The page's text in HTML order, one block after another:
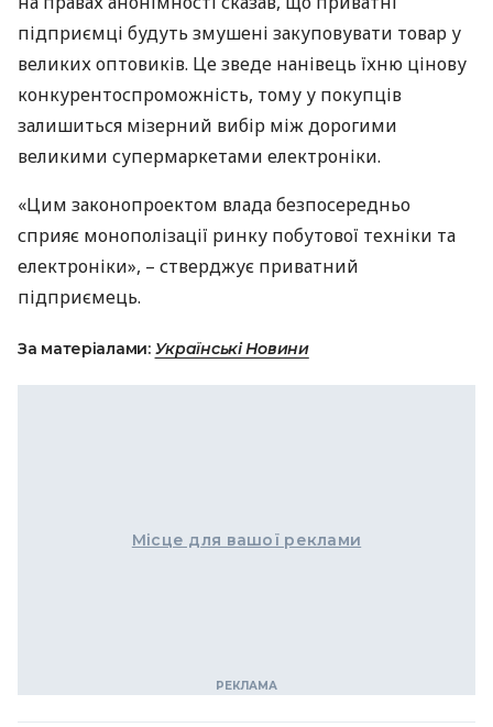
підприємці будуть змушені закуповувати товар у
великих оптовиків. Це зведе нанівець їхню цінову
конкурентоспроможність, тому у покупців
залишиться мізерний вибір між дорогими
великими супермаркетами електроніки.
«Цим законопроектом влада безпосередньо
сприяє монополізації ринку побутової техніки та
електроніки», – стверджує приватний
підприємець.
За матеріалами: Українські Новини
Місце для вашої реклами